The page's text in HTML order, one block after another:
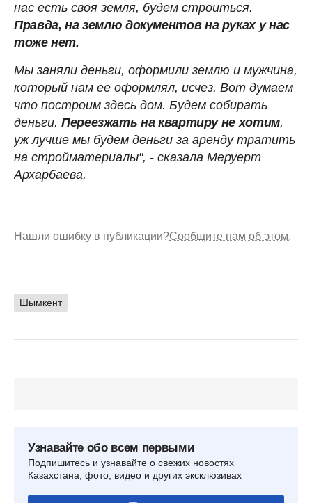
нас есть своя земля, будем строиться.
Правда, на землю документов на руках у нас
тоже нет.
Мы заняли деньги, оформили землю и мужчина,
который нам ее оформлял, исчез. Вот думаем
что построим здесь дом. Будем собирать
деньги. Переезжать на квартиру не хотим,
уж лучше мы будем деньги за аренду тратить
на стройматериалы", - сказала Меруерт
Архарбаева.
Нашли ошибку в публикации?Сообщите нам об этом.
Шымкент
Узнавайте обо всем первыми
Подпишитесь и узнавайте о свежих новостях
Казахстана, фото, видео и других эксклюзивах